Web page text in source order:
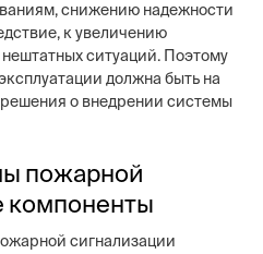
снижению надежности
к увеличению
ситуаций. Поэтому
должна быть на
о внедрении системы
пожарной
компоненты
сигнализации